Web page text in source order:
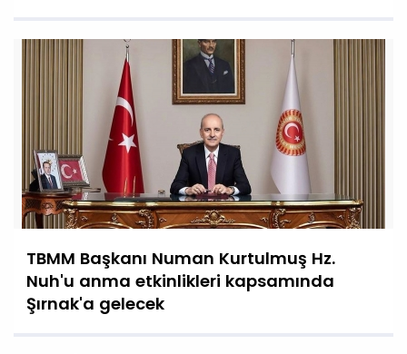
TBMM Başkanı Numan Kurtulmuş Hz.
Nuh'u anma etkinlikleri kapsamında
Şırnak'a gelecek